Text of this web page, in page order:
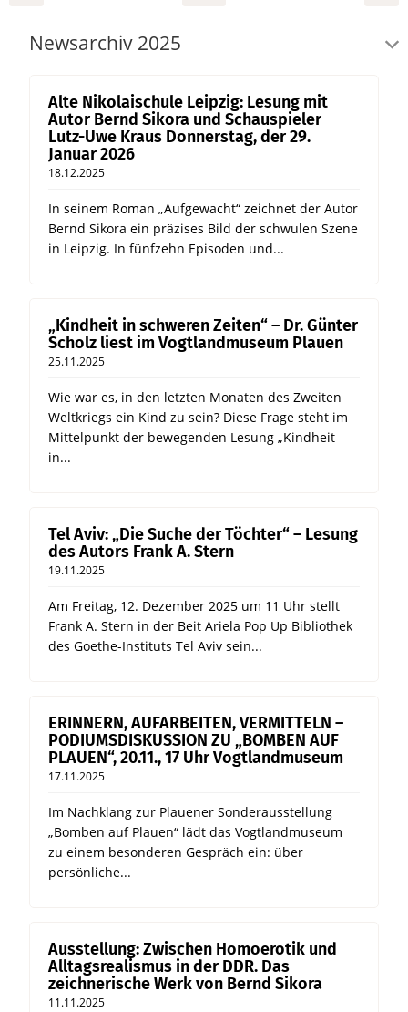
Newsarchiv 2025
Alte Nikolaischule Leipzig: Lesung mit
Autor Bernd Sikora und Schauspieler
Lutz-Uwe Kraus Donnerstag, der 29.
Januar 2026
18.12.2025
In seinem Roman „Aufgewacht“ zeichnet der Autor
Bernd Sikora ein präzises Bild der schwulen Szene
in Leipzig. In fünfzehn Episoden und...
„Kindheit in schweren Zeiten“ – Dr. Günter
Scholz liest im Vogtlandmuseum Plauen
25.11.2025
Wie war es, in den letzten Monaten des Zweiten
Weltkriegs ein Kind zu sein? Diese Frage steht im
Mittelpunkt der bewegenden Lesung „Kindheit
in...
Tel Aviv: „Die Suche der Töchter“ – Lesung
des Autors Frank A. Stern
19.11.2025
Am Freitag, 12. Dezember 2025 um 11 Uhr stellt
Frank A. Stern in der Beit Ariela Pop Up Bibliothek
des Goethe-Instituts Tel Aviv sein...
ERINNERN, AUFARBEITEN, VERMITTELN –
PODIUMSDISKUSSION ZU „BOMBEN AUF
PLAUEN“, 20.11., 17 Uhr Vogtlandmuseum
17.11.2025
Im Nachklang zur Plauener Sonderausstellung
„Bomben auf Plauen“ lädt das Vogtlandmuseum
zu einem besonderen Gespräch ein: über
persönliche...
Ausstellung: Zwischen Homoerotik und
Alltagsrealismus in der DDR. Das
zeichnerische Werk von Bernd Sikora
11.11.2025